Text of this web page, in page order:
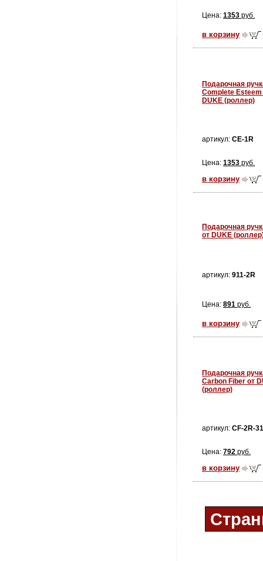
Цена: 1353 руб.
в корзину
Подарочная
Complete Esteem
DUKE (роллер)
артикул: CE-1R
Цена: 1353 руб.
в корзину
Подарочная
от DUKE
артикул: 911-2R
Цена: 891 руб.
в корзину
Подарочная
Carbon Fiber от
(роллер)
артикул: CF-2R-
Цена: 792 руб.
в корзину